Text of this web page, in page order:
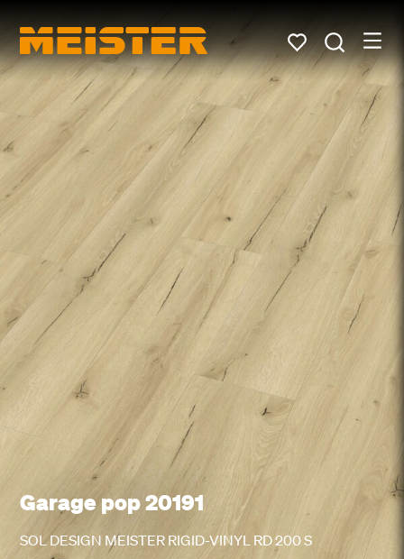
Garage pop 20191
SOL DESIGN MEISTER RIGID-VINYL RD 200 S